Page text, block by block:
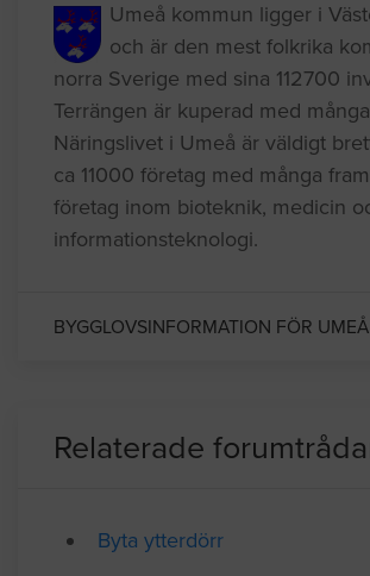
Umeå kommun ligger i
och är den mest folkrika
norra Sverige med sina 112700
Terrängen är kuperad med
Näringslivet i Umeå är väldigt
ca 11000 företag med många
företag inom bioteknik, medicin
informationsteknologi.
BYGGLOVSINFORMATION FÖR UMEÅ
Relaterade
Byta ytterdörr